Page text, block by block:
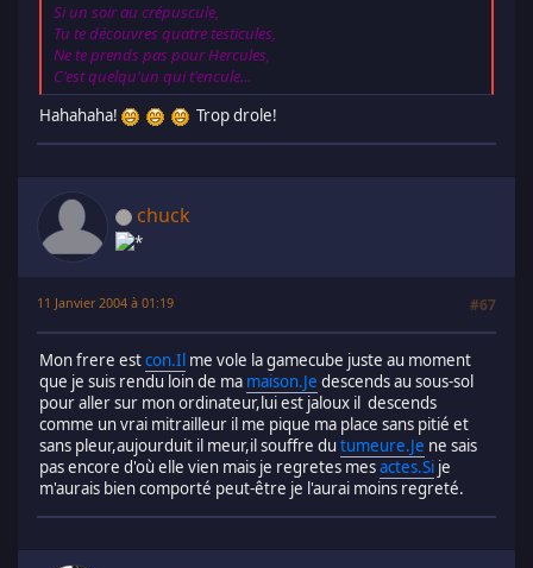
Si un soir au crépuscule,
Tu te découvres quatre testicules,
Ne te prends pas pour Hercules,
C'est quelqu'un qui t'encule...
Hahahaha!
Trop drole!
chuck
11 Janvier 2004 à 01:19 #67
Mon frere estcon.Il me vole la gamecube juste au moment
que je suis rendu loin de ma maison.Je descends au sous-sol
pour aller sur mon ordinateur,lui est jaloux il descends
comme un vrai mitrailleur il me pique ma place sans pitié et
sans pleur,aujourduit il meur,il souffre du tumeure.Je ne sais
pas encore d'où elle vien mais je regretes mesactes.Si je
m'aurais bien comporté peut-être je l'aurai moins regreté.